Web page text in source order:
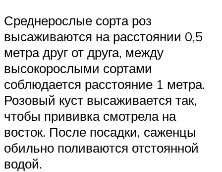
Среднерослые сорта роз
высаживаются на расстоянии 0,5
метра друг от друга, между
высокорослыми сортами
соблюдается расстояние 1 метра.
Розовый куст высаживается так,
чтобы прививка смотрела на
восток. После посадки, саженцы
обильно поливаются отстоянной
водой.